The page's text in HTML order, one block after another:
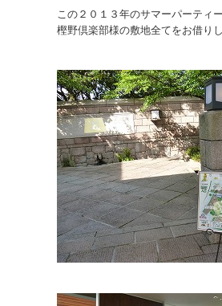
この２０１３年のサマーパーティ
樫野倶楽部様の敷地全てをお借り